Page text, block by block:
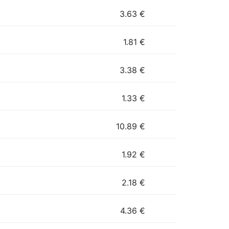
3.63 €
1.81 €
3.38 €
1.33 €
10.89 €
1.92 €
2.18 €
4.36 €